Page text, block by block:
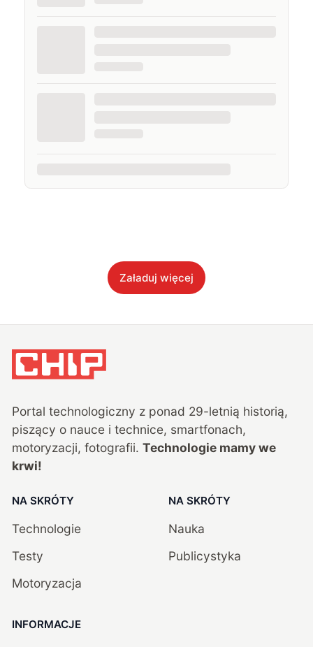
Załaduj więcej
Portal technologiczny z ponad 29-letnią historią,
piszący o nauce i technice, smartfonach,
motoryzacji, fotografii. Technologie mamy we
krwi!
NA SKRÓTY
Technologie
Testy
Motoryzacja
NA SKRÓTY
Nauka
Publicystyka
INFORMACJE